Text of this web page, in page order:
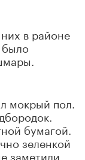
в районе
мокрый пол.
бумагой.
зеленкой
заметили.